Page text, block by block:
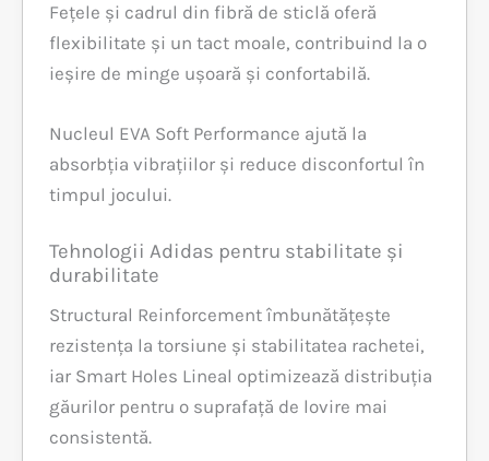
Fețele și cadrul din fibră de sticlă oferă
flexibilitate și un tact moale, contribuind la o
ieșire de minge ușoară și confortabilă.
Nucleul EVA Soft Performance ajută la
absorbția vibrațiilor și reduce disconfortul în
timpul jocului.
Tehnologii Adidas pentru stabilitate și
durabilitate
Structural Reinforcement îmbunătățește
rezistența la torsiune și stabilitatea rachetei,
iar Smart Holes Lineal optimizează distribuția
găurilor pentru o suprafață de lovire mai
consistentă.